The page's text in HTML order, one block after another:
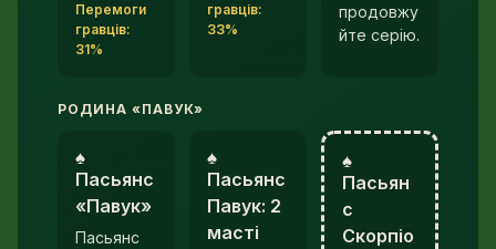
Перемоги
гравців:
31%
гравців:
33%
продовжу
йте серію.
РОДИНА «ПАВУК»
♠︎
Пасьянс
«Павук»
Пасьянс
♠︎
Пасьянс
Павук: 2
масті
♠︎
Пасьян
с
Скорпіо